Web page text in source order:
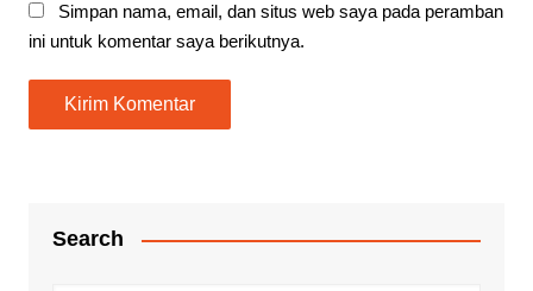
Simpan nama, email, dan situs web saya pada peramban
ini untuk komentar saya berikutnya.
Search